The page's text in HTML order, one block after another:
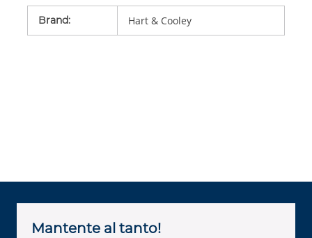
Brand: Hart & Cooley
Mantente al tanto!